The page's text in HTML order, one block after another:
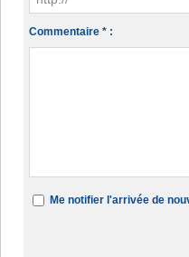
Commentaire * :
Me notifier l'arrivée de